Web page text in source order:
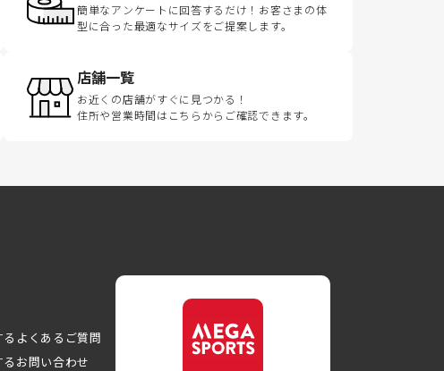
簡単なアンケートに回答するだけ！お客さまの体
型に合った最適なサイズをご提案します。
店舗一覧
お近くの店舗がすぐに見つかる！
住所や営業時間はこちらからご確認できます。
よくあるご質問
お問い合わせ